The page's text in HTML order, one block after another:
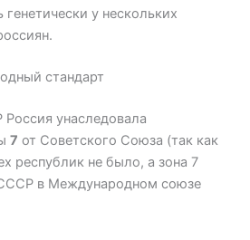
генетически у нескольких
стандарт
унаследовала
7 от Советского Союза (так как
республик не было, а зона 7
в Международном союзе